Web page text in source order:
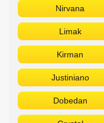
Nirvana
Limak
Kirman
Justiniano
Dobedan